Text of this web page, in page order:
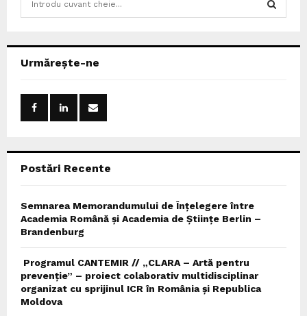
h
Urmărește-ne
Postări Recente
Semnarea Memorandumului de Înțelegere între
Academia Română și Academia de Științe Berlin –
Brandenburg
Programul CANTEMIR // „CLARA – Artă pentru
prevenție” – proiect colaborativ multidisciplinar
organizat cu sprijinul ICR în România și Republica
Moldova